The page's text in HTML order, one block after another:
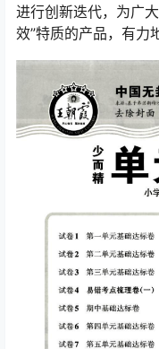
进行创新迭代，为广
效”特质的产品，有力